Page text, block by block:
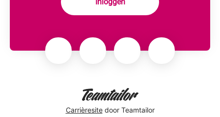
Carrièresitedoor Teamtailor